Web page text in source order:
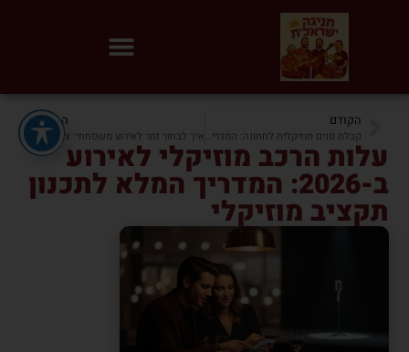
הקודם
קבלת פנים מוזיקלית לחתונה: המדריך המלא ליצירת אווירה קסומה ב-2026
הבא
עלות הרכב מוזיקלי לאירוע
ב-2026: המדריך המלא לתכנון
תקציב מוזיקלי